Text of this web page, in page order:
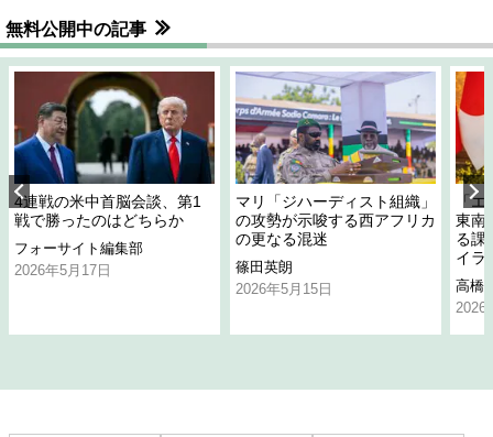
無料公開中の記事
4連戦の米中首脳会談、第1
戦で勝ったのはどちらか
フォーサイト編集部
2026年5月17日
マリ「ジハーディスト組織」
の攻勢が示唆する西アフリカ
の更なる混迷
篠田英朗
2026年5月15日
「
東南
る課
イラ
高橋
2026